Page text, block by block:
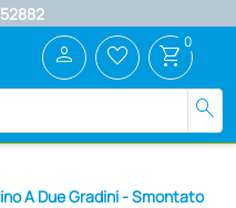
search
person favorite_border shopping_cart 0
A Due Gradini - Smontato